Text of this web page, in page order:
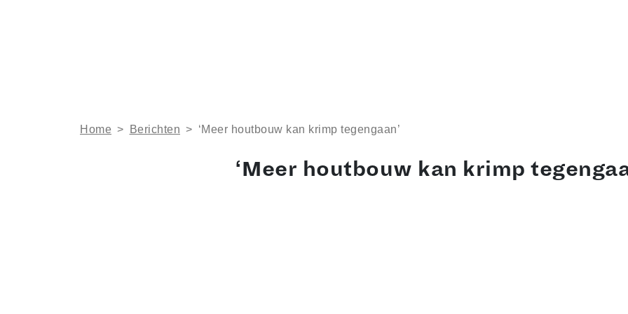
Home > Berichten > ‘Meer houtbouw kan krimp tegengaan’
‘Meer houtbouw kan krimp